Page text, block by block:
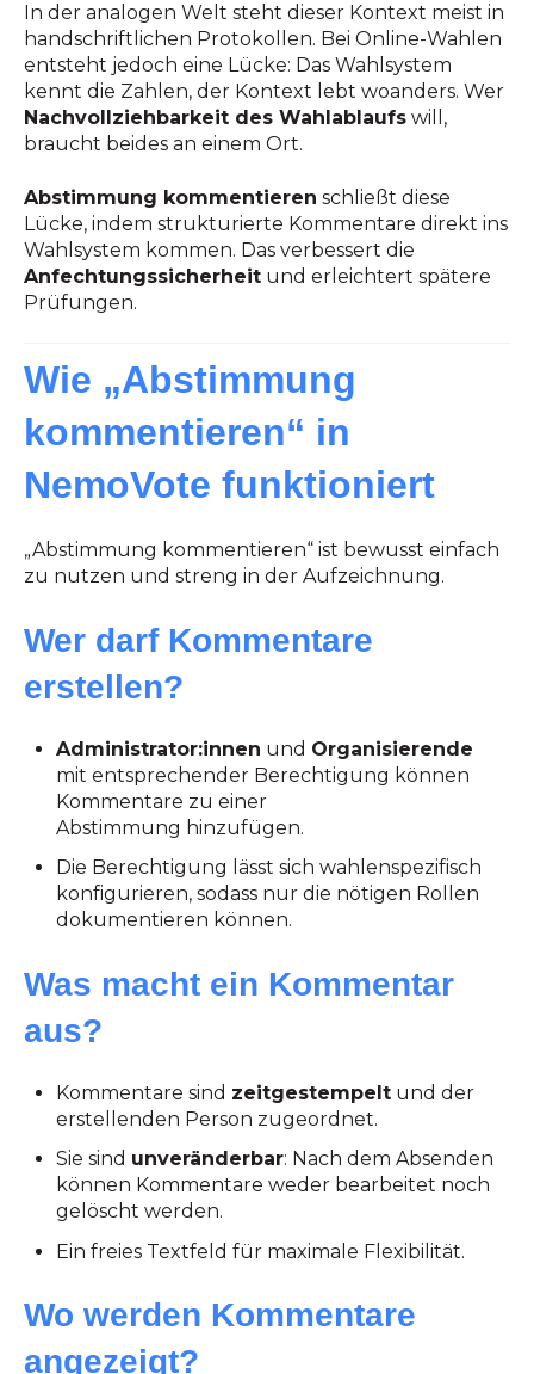
In der analogen Welt steht dieser Kontext meist in
handschriftlichen Protokollen. Bei Online-Wahlen
entsteht jedoch eine Lücke: Das Wahlsystem
kennt die Zahlen, der Kontext lebt woanders. Wer
Nachvollziehbarkeit des Wahlablaufs will,
braucht beides an einem Ort.
Abstimmung kommentieren schließt diese
Lücke, indem strukturierte Kommentare direkt ins
Wahlsystem kommen. Das verbessert die
Anfechtungssicherheit und erleichtert spätere
Prüfungen.
Wie „Abstimmung
kommentieren“ in
NemoVote funktioniert
„Abstimmung kommentieren“ ist bewusst einfach
zu nutzen und streng in der Aufzeichnung.
Wer darf Kommentare
erstellen?
Administrator:innen und Organisierende
mit entsprechender Berechtigung können
Kommentare zu einer
Abstimmung hinzufügen.
Die Berechtigung lässt sich wahlenspezifisch
konfigurieren, sodass nur die nötigen Rollen
dokumentieren können.
Was macht ein Kommentar
aus?
Kommentare sind zeitgestempelt und der
erstellenden Person zugeordnet.
Sie sind unveränderbar: Nach dem Absenden
können Kommentare weder bearbeitet noch
gelöscht werden.
Ein freies Textfeld für maximale Flexibilität.
Wo werden Kommentare
angezeigt?